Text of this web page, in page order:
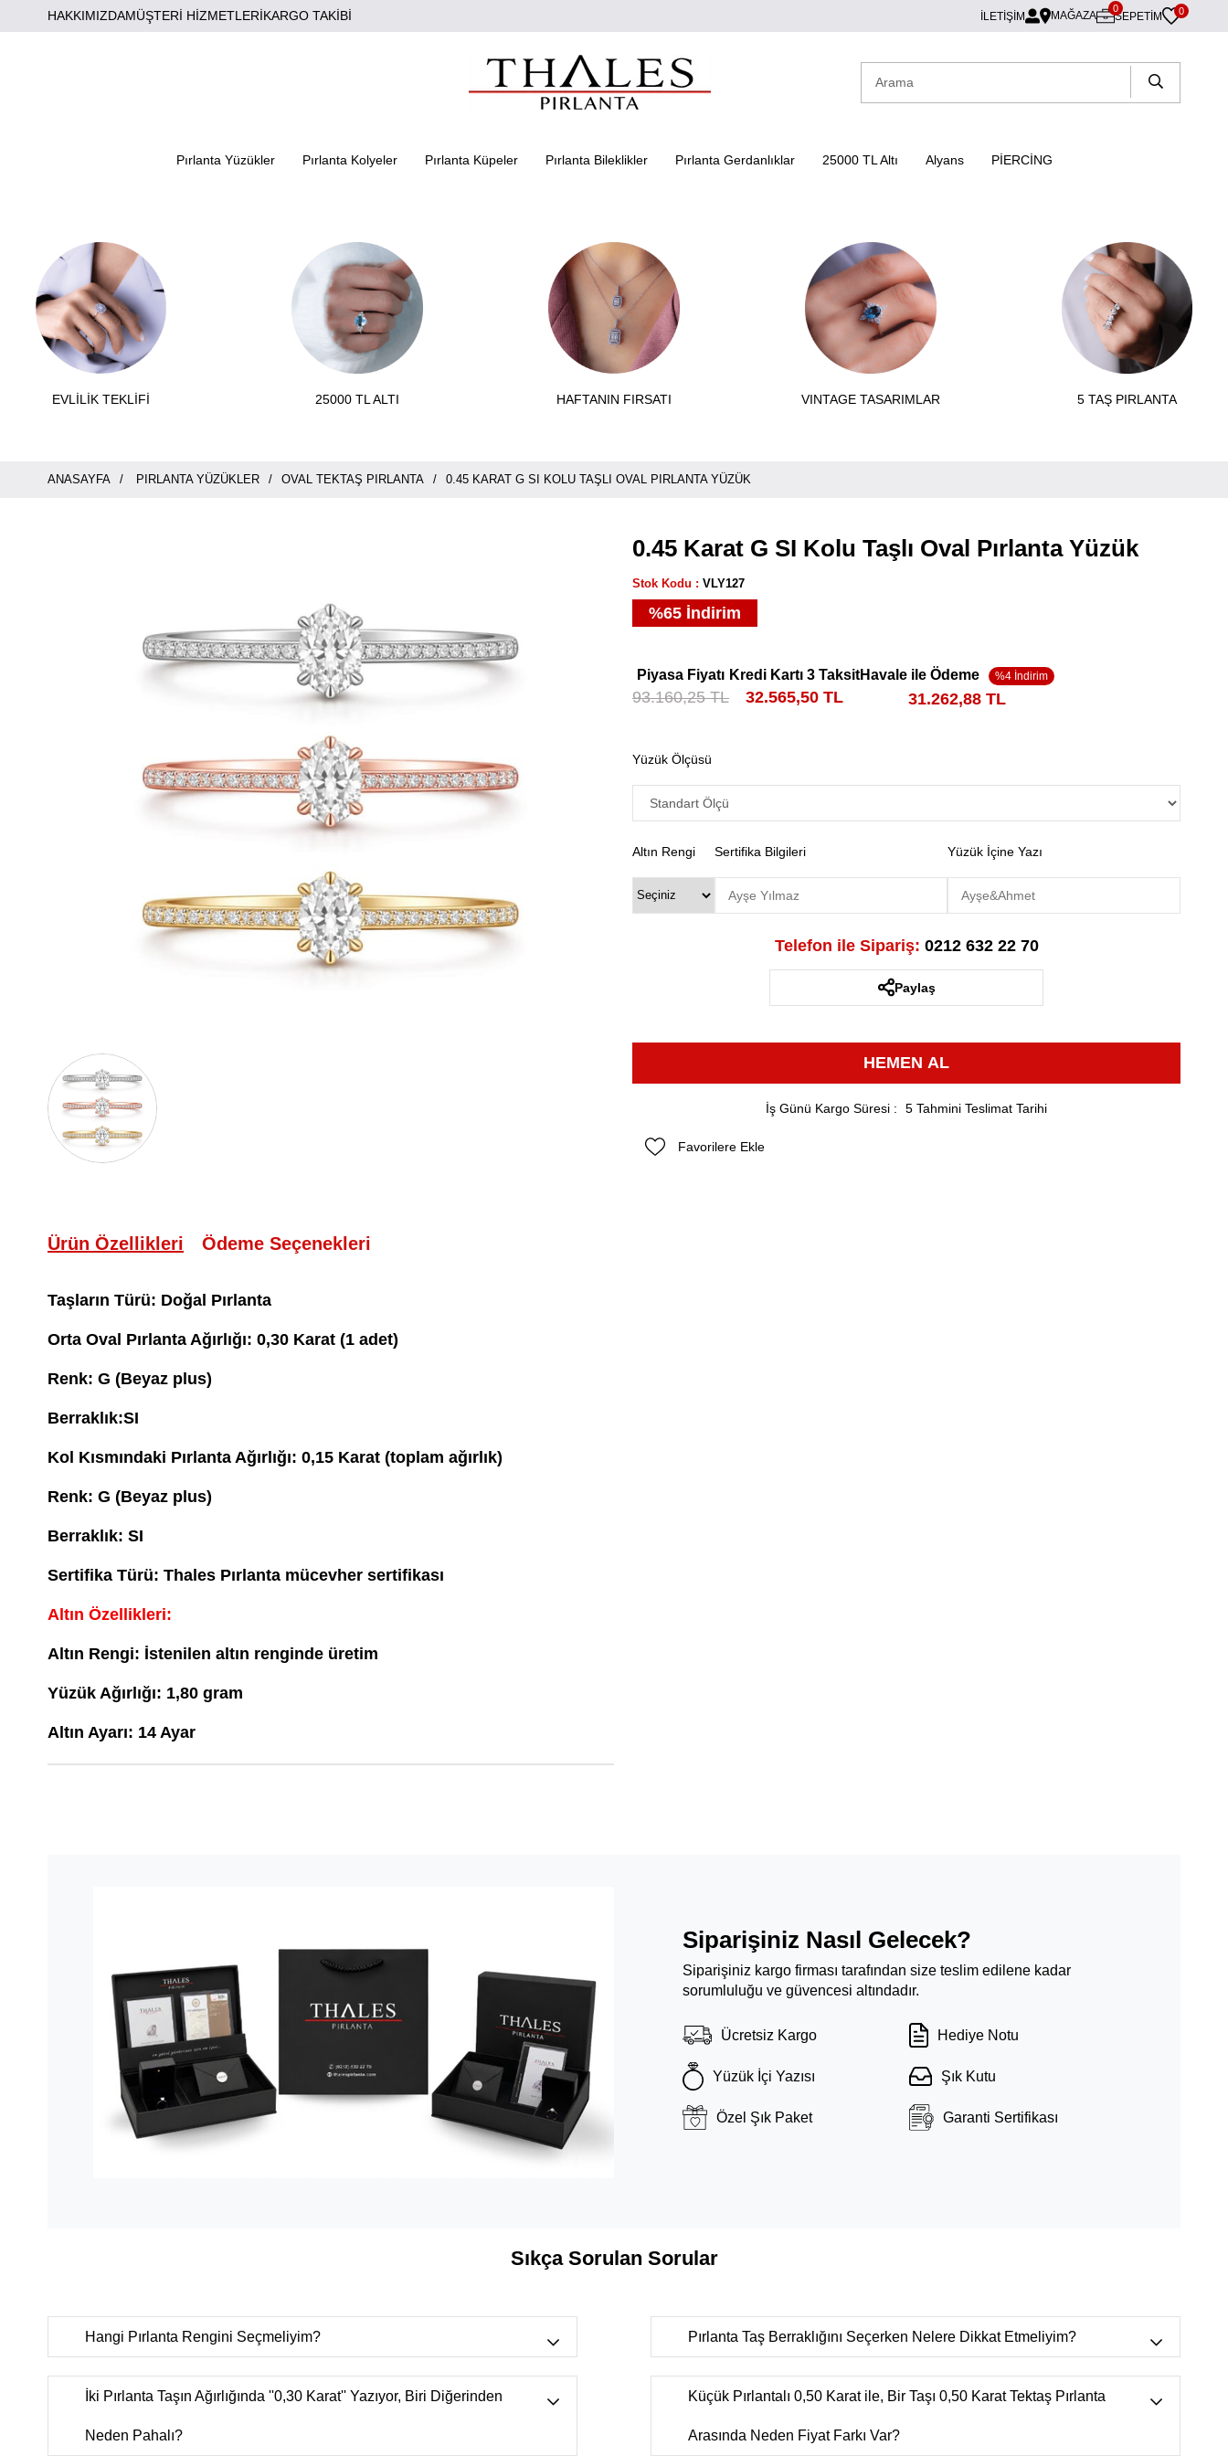
HAKKIMIZDAMÜŞTERİ HİZMETLERİKARGO TAKİBİ İLETİŞİM MAĞAZA SEPETIM
0 0
Pırlanta Yüzükler Pırlanta Kolyeler Pırlanta Küpeler Pırlanta Bileklikler Pırlanta Gerdanlıklar 25000 TL Altı Alyans PİERCİNG
EVLİLİK TEKLİFİ 25000 TL ALTI HAFTANIN FIRSATI VINTAGE TASARIMLAR 5 TAŞ PIRLANTA
ANASAYFA PIRLANTA YÜZÜKLER OVAL TEKTAŞ PIRLANTA 0.45 KARAT G SI KOLU TAŞLI OVAL PIRLANTA YÜZÜK
Ürün Özellikleri Ödeme Seçenekleri
Taşların Türü: Doğal Pırlanta
Orta Oval Pırlanta Ağırlığı: 0,30 Karat (1 adet)
Renk: G (Beyaz plus)
Berraklık:SI
Kol Kısmındaki Pırlanta Ağırlığı: 0,15 Karat (toplam ağırlık)
Renk: G (Beyaz plus)
Berraklık: SI
Sertifika Türü: Thales Pırlanta mücevher sertifikası
Altın Özellikleri:
Altın Rengi: İstenilen altın renginde üretim
Yüzük Ağırlığı: 1,80 gram
Altın Ayarı: 14 Ayar
0.45 Karat G SI Kolu Taşlı Oval Pırlanta Yüzük
Stok Kodu VLY127
%65 İndirim
Piyasa Fiyatı
93.160,25 TL
Kredi Kartı 3 Taksit
32.565,50 TL
Havale ile Ödeme
31.262,88 TL
Yüzük Ölçüsü
Altın Rengi Sertifika Bilgileri Yüzük İçine Yazı
Telefon ile Sipariş: 0212 632 22 70
Paylaş
İş Günü Kargo Süresi : 5 Tahmini Teslimat Tarihi
Favorilere Ekle
Siparişiniz Nasıl Gelecek?
Siparişiniz kargo firması tarafından size teslim edilene kadar
sorumluluğu ve güvencesi altındadır.
Ücretsiz Kargo Hediye Notu
Yüzük İçi Yazısı Şık Kutu
Özel Şık Paket Garanti Sertifikası
Sıkça Sorulan Sorular
Hangi Pırlanta Rengini Seçmeliyim?
D color(Çok nadir bulunan ekstra beyaz),E color(Nadir bulunan
ekstra beyaz),F color (Ekstra beyaz),G color(Beyaz Plus),H color
(Çok hafif renkli beyaz),
color(Renkli beyaz),
(Sarı, kahve, gri ton oldukça yoğundur).
Pırlanta Taş Berraklığını Seçerken Nelere Dikkat Etmeliyim?
FL-IF(Tertemiz, çok nadir bulunur.),VVS(Mikroskop ortamında
ancak uzmanlar tarafından görülebilecek çok çok küçük doğal izler.)
(Büyüteçler yardımıyla görülebilecek çok küçük doğal izler, çıplak
İki Pırlanta Taşın Ağırlığında ''0,30 Karat'' Yazıyor, Biri Diğerinden
Neden Pahalı?
Küçük Pırlantalı 0,50 Karat ile, Bir Taşı 0,50 Karat Tektaş Pırlanta
Arasında Neden Fiyat Farkı Var?